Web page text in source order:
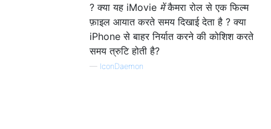
? क्या यह iMovie मेंकैमरा रोल से एक फिल्म
फ़ाइल आयात करते समय दिखाई देता है ? क्या
iPhone से बाहर निर्यात करने की कोशिश करते
समय त्रुटि होती है?
— IconDaemon